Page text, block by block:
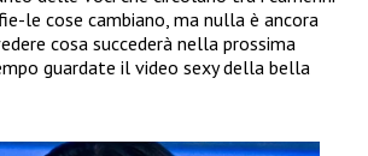
le cose cambiano, ma nulla è ancora
cosa succederà nella prossima
guardate il video sexy della bella